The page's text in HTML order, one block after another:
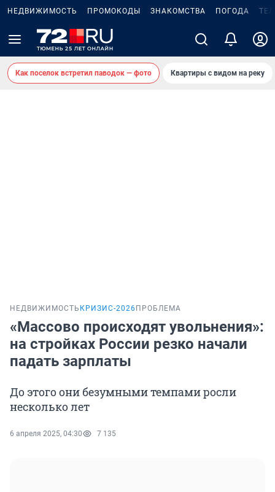
НЕДВИЖИМОСТЬ ПРОМОКОДЫ ЗНАКОМСТВА ПОГОДА
Как поселок встретил паводок — фото Квартиры с видом на реку
НЕДВИЖИМОСТЬ КРИЗИС-2026 ПРОБЛЕМА
«Массово происходят увольнения»:
на стройках России резко начали
падать зарплаты
До этого они безумными темпами росли
несколько лет
6 апреля 2025, 04:30 7 135